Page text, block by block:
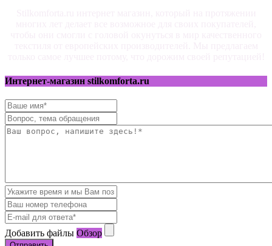
Интернет-магазин stilkomforta.ru
Добавить файлы Обзор